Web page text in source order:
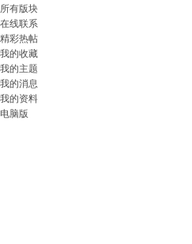
所有版块
在线联系
精彩热帖
我的收藏
我的主题
我的消息
我的资料
电脑版